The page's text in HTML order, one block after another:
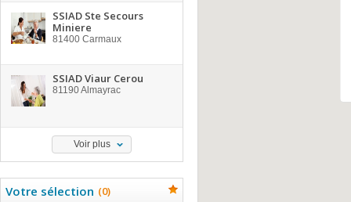
SSIAD Ste Secours
Miniere
81400 Carmaux
SSIAD Viaur Cerou
81190Almayrac
Voir plus
Votre sélection (0)